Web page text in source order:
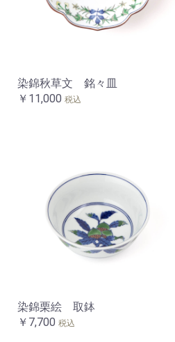
染錦秋草文 銘々皿
￥11,000 税込
染錦栗絵 取鉢
￥7,700 税込